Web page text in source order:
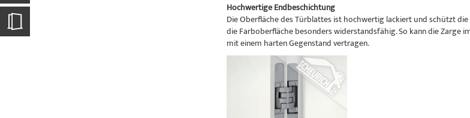
Hochwertige Endbeschichtung
Die Oberfläche des Türblattes ist hochwertig lackiert und schützt
die Farboberfläche besonders widerstandsfähig. So kann die Zarge
mit einem harten Gegenstand vertragen.